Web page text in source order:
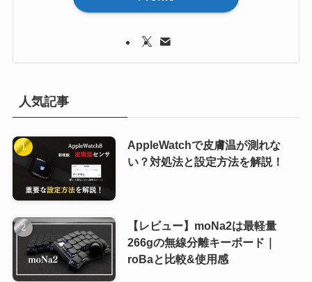
人気記事
AppleWatchで皮膚温が測れな
い？対処法と設定方法を解説！
【レビュー】moNa2は最軽量
266gの無線分離キーボード｜
roBaと比較&使用感